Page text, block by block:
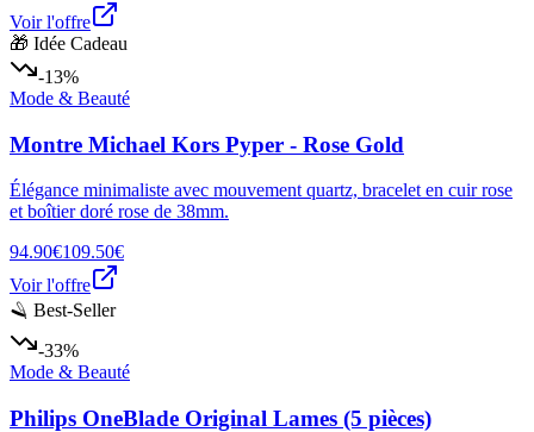
Voir l'offre
🎁 Idée Cadeau
-13%
Mode & Beauté
Montre Michael Kors Pyper - Rose Gold
Élégance minimaliste avec mouvement quartz, bracelet en cuir rose
et boîtier doré rose de 38mm.
94.90€109.50€
Voir l'offre
🪒 Best-Seller
-33%
Mode & Beauté
Philips OneBlade Original Lames (5 pièces)